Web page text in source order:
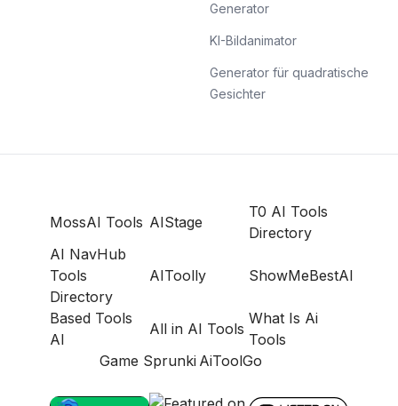
Generator
KI-Bildanimator
Generator für quadratische
Gesichter
MossAI Tools AIStage
T0 AI Tools
Directory
AI NavHub
Tools
Directory
AIToolly ShowMeBestAI
Based Tools
AI
All in AI Tools
What Is Ai
Tools
Game Sprunki AiToolGo